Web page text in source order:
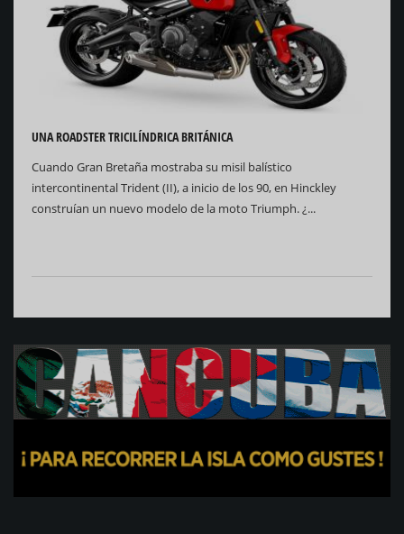
UNA ROADSTER TRICILÍNDRICA BRITÁNICA
Cuando Gran Bretaña mostraba su misil balístico
intercontinental Trident (II), a inicio de los 90, en Hinckley
construían un nuevo modelo de la moto Triumph. ¿...